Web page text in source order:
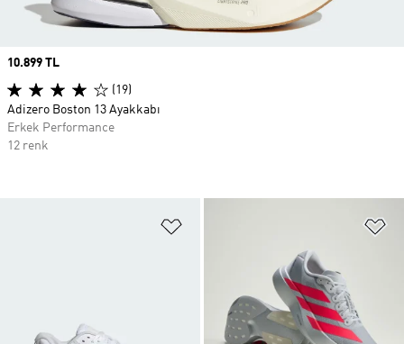
Price
10.899 TL
(19)
Adizero Boston 13 Ayakkabı
Erkek Performance
12 renk